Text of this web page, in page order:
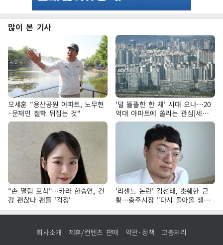
많이 본 기사
오세훈 "용산공원 아파트, 노무현
·문재인 철학 뒤집는 것"
'덜 똘똘한 한 채' 시대 오나…20
억대 아파트에 쏠리는 관심[세제
개편, 그 이후②]
"손 떨림 포착"…카라 한승연, 건
강 괜찮나 팬들 '걱정'
'리센느 논란' 김선태, 초췌한 근
황…충주시장 "다시 돌아올 생
각?"
회사소개 제휴/컨텐츠 판매 약관·정책 고충처리